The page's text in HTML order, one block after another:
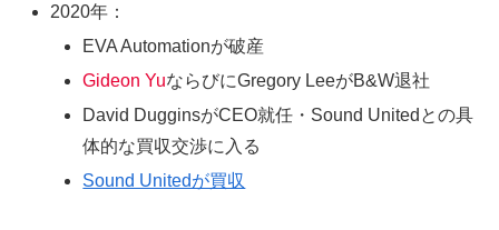
2020年：
EVA Automationが破産
Gideon YuならびにGregory LeeがB&W退社
David DugginsがCEO就任・Sound Unitedとの具
体的な買収交渉に入る
Sound Unitedが買収